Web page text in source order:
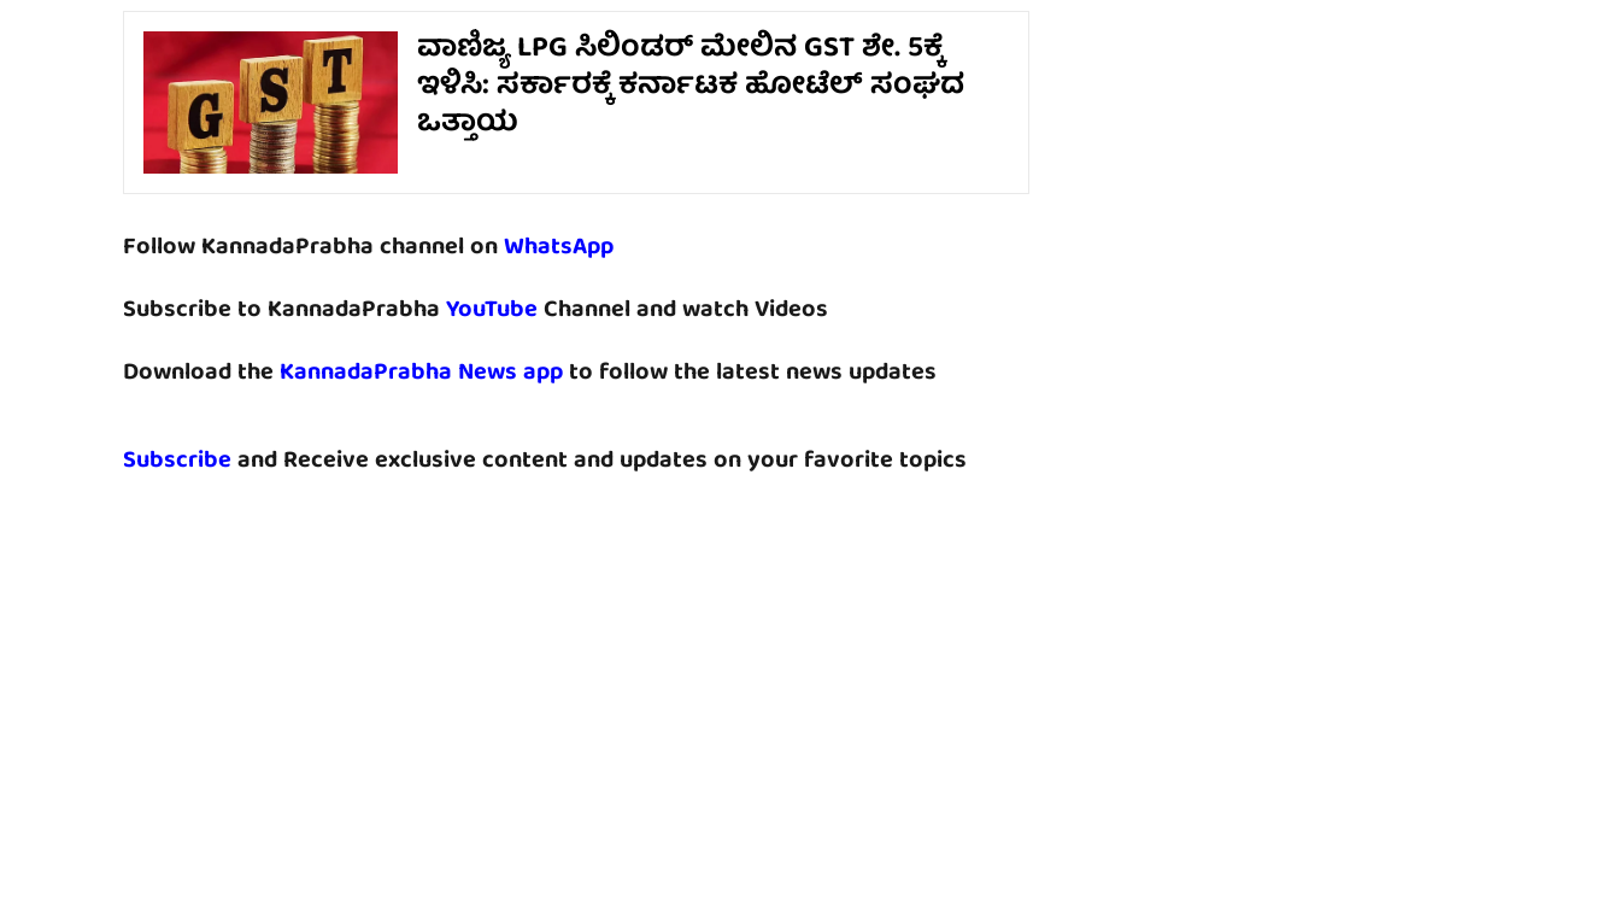
ವಾಣಿಜ್ಯ LPG ಸಿಲಿಂಡರ್‌ ಮೇಲಿನ GST ಶೇ. 5ಕ್ಕೆ
ಇಳಿಸಿ: ಸರ್ಕಾರಕ್ಕೆ ಕರ್ನಾಟಕ ಹೋಟೆಲ್ ಸಂಘದ
ಒತ್ತಾಯ
Follow KannadaPrabha channel onWhatsApp
Subscribe to KannadaPrabhaYouTubeChannel and watch Videos
Download the KannadaPrabha News appto follow the latest news updates
Subscribeand Receive exclusive content and updates on your favorite topics